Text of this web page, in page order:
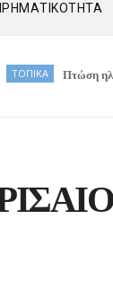
Πτώση ηλικιωμένου